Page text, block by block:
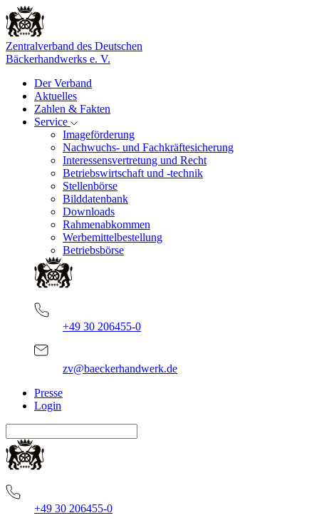
Zentralverband des Deutschen
Bäckerhandwerks e. V.
Der Verband
Aktuelles
Zahlen & Fakten
Service
Imageförderung
Nachwuchs- und Fachkräftesicherung
Interessensvertretung und Recht
Betriebswirtschaft und -technik
Stellenbörse
Bilddatenbank
Downloads
Rahmenabkommen
Werbemittelbestellung
Betriebsbörse
+49 30 206455-0
zv@baeckerhandwerk.de
Presse
Login
+49 30 206455-0